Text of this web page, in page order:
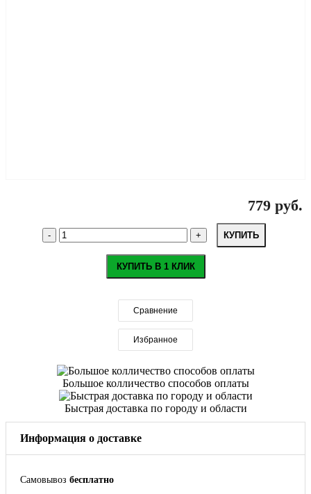
779 руб.
КУПИТЬ
КУПИТЬ В 1 КЛИК
Сравнение
Избранное
Большое колличество способов оплаты
Быстрая доставка по городу и области
Информация о доставке
Самовывоз бесплатно